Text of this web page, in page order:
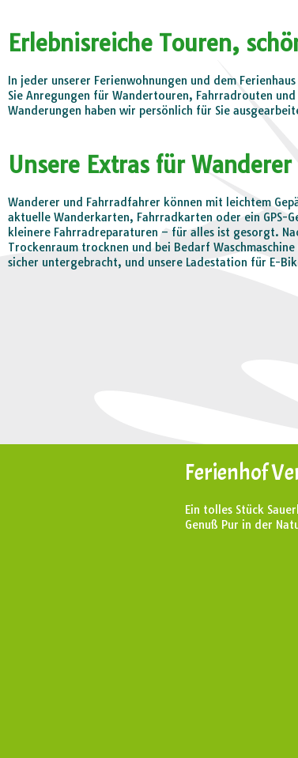
Erlebnisreiche Touren,
In jeder unserer Ferienwohnungen und dem
Sie Anregungen für Wandertouren, Fahrradrouten
Wanderungen haben wir persönlich für Sie
Unsere Extras für
Wanderer und Fahrradfahrer können mit leichtem
aktuelle Wanderkarten, Fahrradkarten oder ein GPS-
kleinere Fahrradreparaturen – für alles ist gesorgt.
Trockenraum trocknen und bei Bedarf
sicher untergebracht, und unsere Ladestation für E-
Ferienhof
Ein tolles Stück
Genuß Pur in der